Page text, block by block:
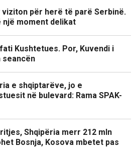
për herë të parë Serbinë.
një moment delikat
Kushtetues. Por, Kuvendi i
seancën
e shqiptarëve, jo e
në bulevard: Rama SPAK-
Shqipëria merr 212 mln
Bosnja, Kosova mbetet pas